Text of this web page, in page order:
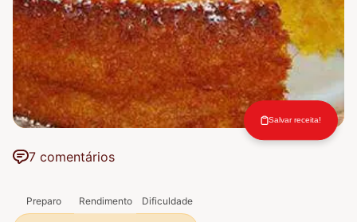
7 comentários
Salvar receita!
Preparo Rendimento Dificuldade